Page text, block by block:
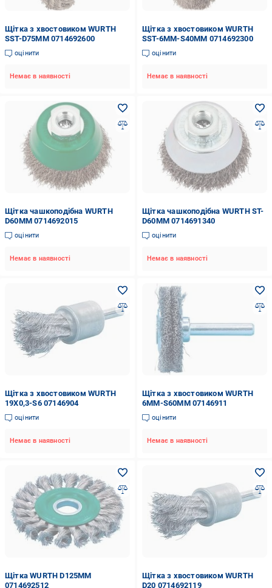
Щітка з хвостовиком WURTH
SST-D75MM 0714692600
оцінити
Немає в наявності
Щітка з хвостовиком WURTH
SST-6MM-S40MM 0714692300
оцінити
Немає в наявності
Щітка чашкоподібна WURTH
D60MM 0714692015
оцінити
Немає в наявності
Щітка чашкоподібна WURTH ST-
D60MM 0714691340
оцінити
Немає в наявності
Щітка з хвостовиком WURTH
19X0,3-S6 07146904
оцінити
Немає в наявності
Щітка з хвостовиком WURTH
6MM-S60MM 07146911
оцінити
Немає в наявності
Щітка WURTH D125MM
0714692512
Щітка з хвостовиком WURTH
D20 0714692119